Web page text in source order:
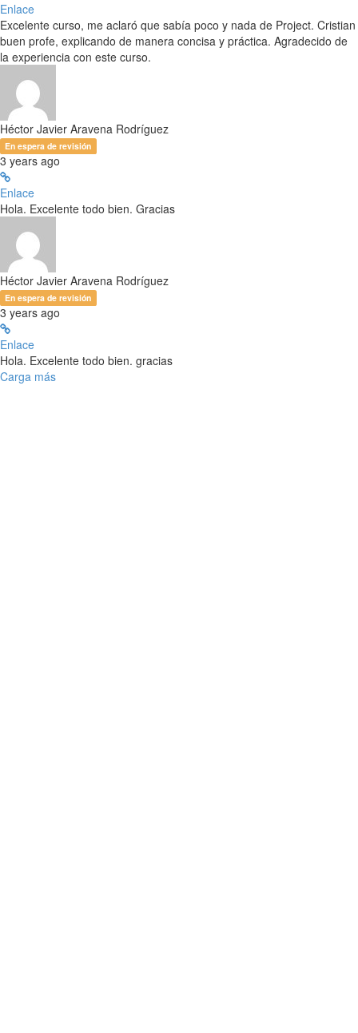
Enlace
Excelente curso, me aclaró que sabía poco y nada de Project. Cristian
buen profe, explicando de manera concisa y práctica. Agradecido de
la experiencia con este curso.
Héctor Javier Aravena Rodríguez
En espera de revisión
3 years ago
Enlace
Hola. Excelente todo bien. Gracias
Héctor Javier Aravena Rodríguez
En espera de revisión
3 years ago
Enlace
Hola. Excelente todo bien. gracias
Carga más